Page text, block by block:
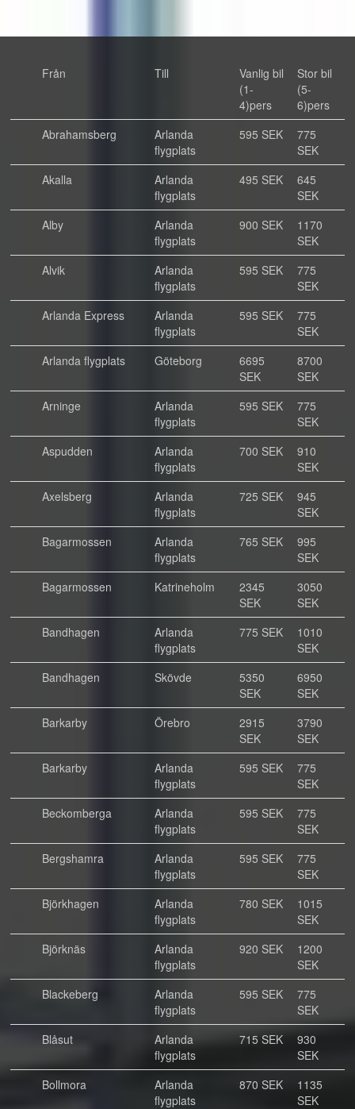
Från Till
Vanlig bil
(1-
4)pers
Stor bil
(5-
6)pers
Abrahamsberg
Arlanda
flygplats
595 SEK
775
SEK
Akalla
Arlanda
flygplats
495 SEK
645
SEK
Alby
Arlanda
flygplats
900 SEK
1170
SEK
Alvik
Arlanda
flygplats
595 SEK
775
SEK
Arlanda Express
Arlanda
flygplats
595 SEK
775
SEK
Arlanda flygplats
Göteborg
6695
SEK
8700
SEK
Arninge
Arlanda
flygplats
595 SEK
775
SEK
Aspudden
Arlanda
flygplats
700 SEK
910
SEK
Axelsberg
Arlanda
flygplats
725 SEK
945
SEK
Bagarmossen
Arlanda
flygplats
765 SEK
995
SEK
Bagarmossen
Katrineholm
2345
SEK
3050
SEK
Bandhagen
Arlanda
flygplats
775 SEK
1010
SEK
Bandhagen
Skövde
5350
SEK
6950
SEK
Barkarby
Örebro
2915
SEK
3790
SEK
Barkarby
Arlanda
flygplats
595 SEK
775
SEK
Beckomberga
Arlanda
flygplats
595 SEK
775
SEK
Bergshamra
Arlanda
flygplats
595 SEK
775
SEK
Björkhagen
Arlanda
flygplats
780 SEK
1015
SEK
Björknäs
Arlanda
flygplats
920 SEK
1200
SEK
Blackeberg
Arlanda
flygplats
595 SEK
775
SEK
Blåsut
Arlanda
flygplats
715 SEK
930
SEK
Bollmora
Arlanda
flygplats
870 SEK
1135
SEK